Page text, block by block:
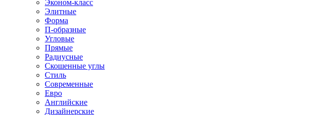
Эконом-класс
Элитные
Форма
П-образные
Угловые
Прямые
Радиусные
Скошенные углы
Стиль
Современные
Евро
Английские
Дизайнерские